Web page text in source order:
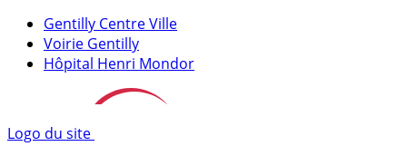
Gentilly Centre Ville
Voirie Gentilly
Hôpital Henri Mondor
Logo du site